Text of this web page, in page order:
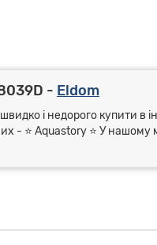
- Eldom
і недорого купити в
- ⭐ Aquastory ⭐ У нашому